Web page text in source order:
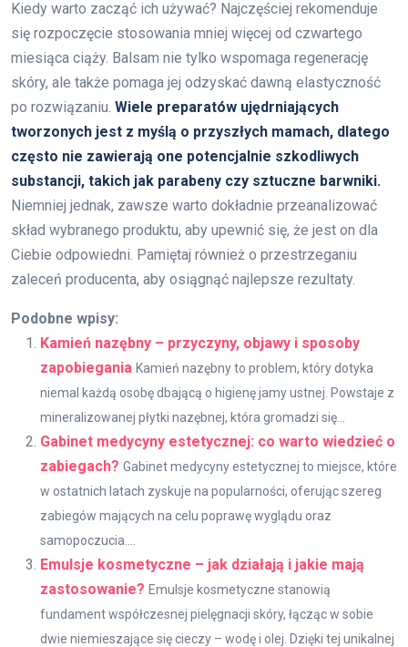
Kiedy warto zacząć ich używać? Najczęściej rekomenduje
się rozpoczęcie stosowania mniej więcej od czwartego
miesiąca ciąży. Balsam nie tylko wspomaga regenerację
skóry, ale także pomaga jej odzyskać dawną elastyczność
po rozwiązaniu. Wiele preparatów ujędrniających
tworzonych jest z myślą o przyszłych mamach, dlatego
często nie zawierają one potencjalnie szkodliwych
substancji, takich jak parabeny czy sztuczne barwniki.
Niemniej jednak, zawsze warto dokładnie przeanalizować
skład wybranego produktu, aby upewnić się, że jest on dla
Ciebie odpowiedni. Pamiętaj również o przestrzeganiu
zaleceń producenta, aby osiągnąć najlepsze rezultaty.
Podobne wpisy:
Kamień nazębny – przyczyny, objawy i sposoby
zapobiegania Kamień nazębny to problem, który dotyka
niemal każdą osobę dbającą o higienę jamy ustnej. Powstaje z
mineralizowanej płytki nazębnej, która gromadzi się...
Gabinet medycyny estetycznej: co warto wiedzieć o
zabiegach? Gabinet medycyny estetycznej to miejsce, które
w ostatnich latach zyskuje na popularności, oferując szereg
zabiegów mających na celu poprawę wyglądu oraz
samopoczucia....
Emulsje kosmetyczne – jak działają i jakie mają
zastosowanie? Emulsje kosmetyczne stanowią
fundament współczesnej pielęgnacji skóry, łącząc w sobie
dwie niemieszające się cieczy – wodę i olej. Dzięki tej unikalnej